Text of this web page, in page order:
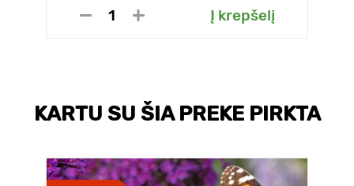
Į krepšelį
KARTU SU ŠIA PREKE PIRKTA